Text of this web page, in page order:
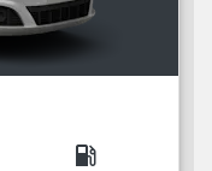
local_gas_station